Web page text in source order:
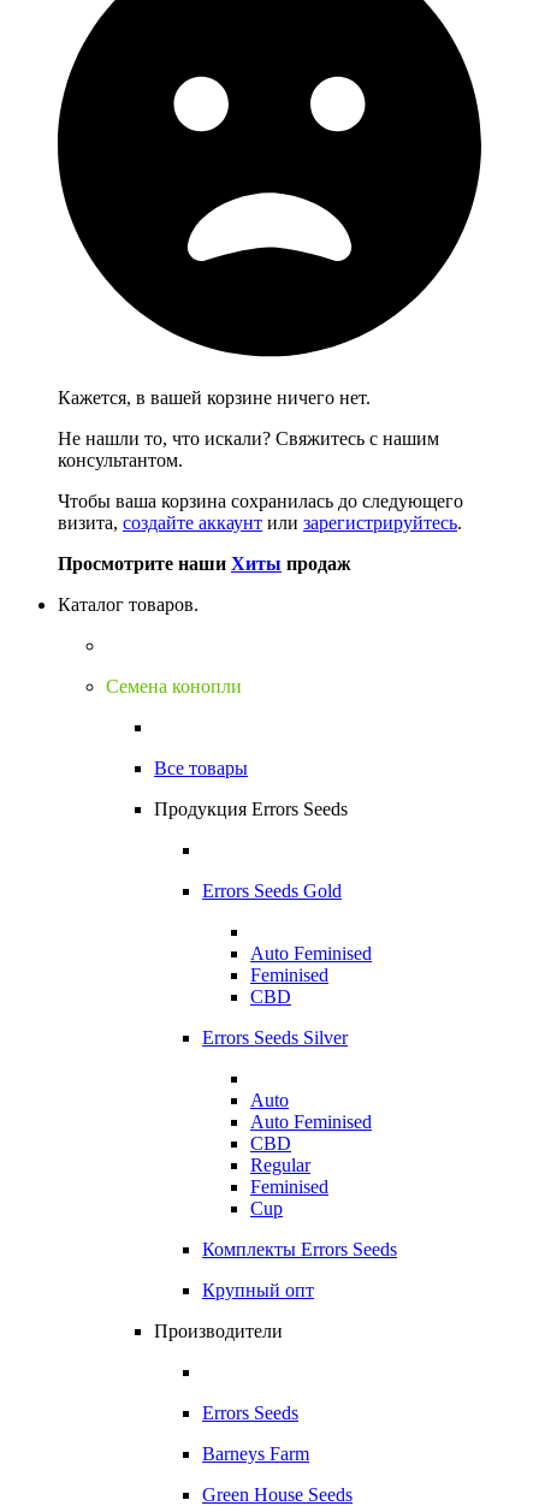
Кажется, в вашей корзине ничего нет.
Не нашли то, что искали? Свяжитесь с нашим
консультантом.
Чтобы ваша корзина сохранилась до следующего
визита, создайте аккаунт или зарегистрируйтесь.
Просмотрите наши Хиты продаж
Каталог товаров.
Семена конопли
Все товары
Продукция Errors Seeds
Errors Seeds Gold
Auto Feminised
Feminised
CBD
Errors Seeds Silver
Auto
Auto Feminised
CBD
Regular
Feminised
Cup
Комплекты Errors Seeds
Крупный опт
Производители
Errors Seeds
Barneys Farm
Green House Seeds